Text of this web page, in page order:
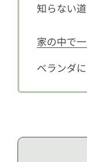
知らない
家の中で
ベランダ